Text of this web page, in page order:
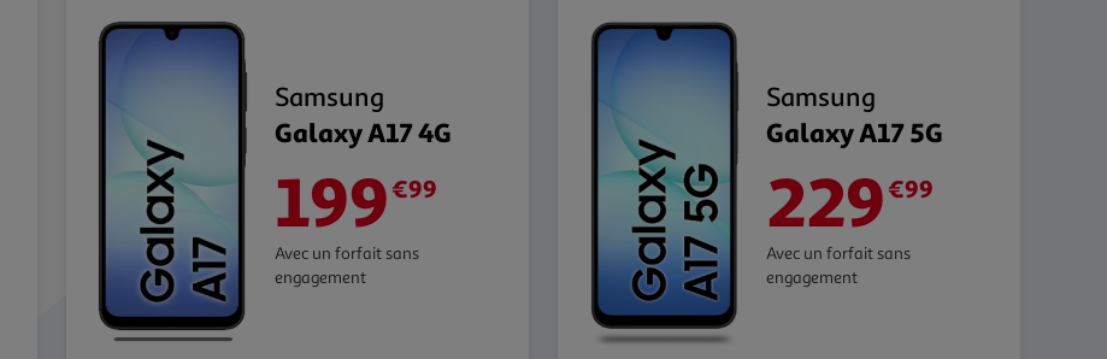
Samsung
Galaxy A17 4G
199€99
Avec un forfait sans
engagement
Samsung
Galaxy A17 5G
229€99
Avec un forfait sans
engagement